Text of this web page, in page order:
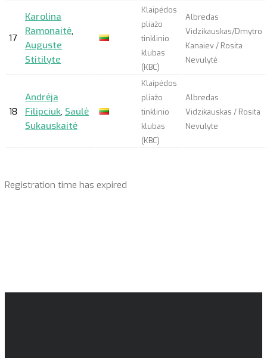
17
Karolina
Ramonaitė,
Auguste
Stitilyte
Klaipėdos
pliažo
tinklinio
klubas
(KBC)
Albredas
Vidzikauskas/Dmytro
Kanaiev / Rosita
Nevulytė
18
Andrėja
Filipciuk, Saulė
Sukauskaitė
Klaipėdos
pliažo
tinklinio
klubas
(KBC)
Albredas
Vidzikauskas / Rosita
Nevulyte
Registration time has expired